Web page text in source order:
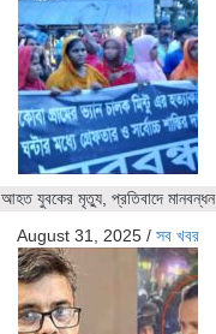
আহত যুবকের মৃত্যু, প্রতিবাদে মানবন্ধন
August 31, 2025 / সব খবর